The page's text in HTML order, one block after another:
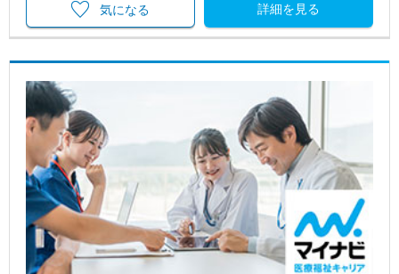
詳細を見る
気になる